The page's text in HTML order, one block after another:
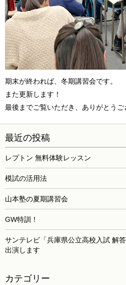
期末が終われば、冬期講習会です。
また更新します！
最後までご覧いただき、ありがとうご
最近の投稿
レプトン 無料体験レッスン
模試の活用法
山本塾の夏期講習会
GW特訓！
サンテレビ「兵庫県公立高校入試 解
出演します
カテゴリー